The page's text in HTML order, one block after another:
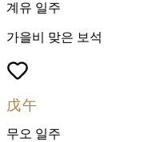
계유 일주
가을비 맞은 보석
戊午
무오 일주